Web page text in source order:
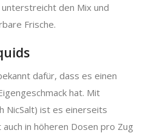
den Mix und
Frische.
dafür, dass es einen
hat. Mit
NicSalt) ist es einerseits
in höheren Dosen pro Zug